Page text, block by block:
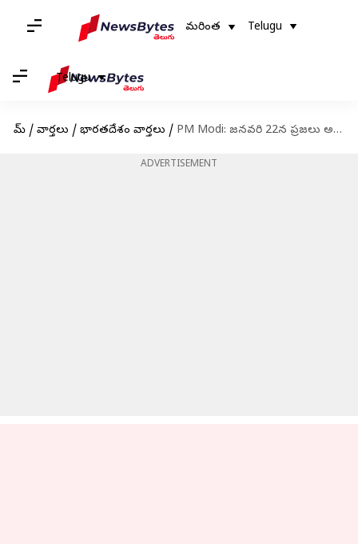
మరింత Telugu
Telugu
హోమ్ / వార్తలు / భారతదేశం వార్తలు / PM Modi: జనవరి 22న ప్రజలు అయోధ్యకు రావొద్దు: ప్రధాని మోదీ పిలుపు
ADVERTISEMENT